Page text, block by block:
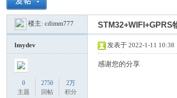
» › ›
楼主:cdimm777 STM32+WIFI+GPRS
lmydev
0
主题
2750
回帖
2万
积分
发表于 2022-1-11 10:38
感谢您的分享